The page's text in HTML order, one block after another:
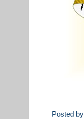
Posted by